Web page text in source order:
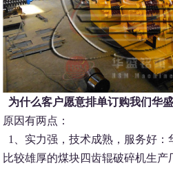
为什么客户愿意排单订购我们华
原因有两点：
1、实力强，技术成熟，服务好：
比较雄厚的煤块四齿辊破碎机生